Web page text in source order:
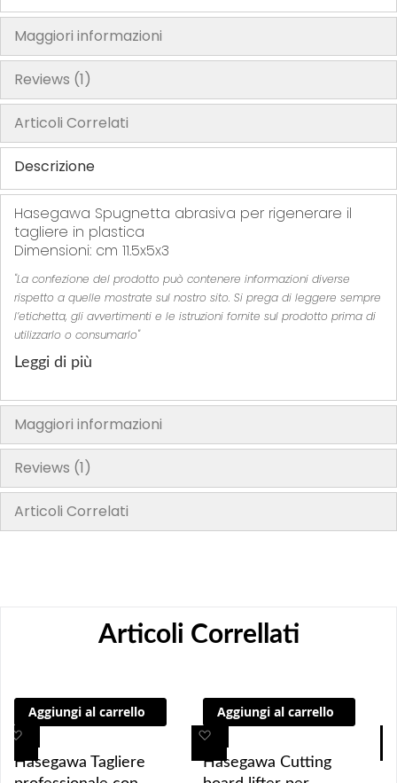
Maggiori informazioni
Reviews 1
Articoli Correlati
Descrizione
Hasegawa Spugnetta abrasiva per rigenerare il
tagliere in plastica
Dimensioni: cm 11.5x5x3
"La confezione del prodotto può contenere informazioni diverse
rispetto a quelle mostrate sul nostro sito. Si prega di leggere sempre
l’etichetta, gli avvertimenti e le istruzioni fornite sul prodotto prima di
utilizzarlo o consumarlo"
Leggi di più
Maggiori informazioni
Reviews 1
Articoli Correlati
Articoli Correllati
Aggiungi al carrello
g
g
Hasegawa Tagliere
g
Aggiungi al carrello
g
g
Hasegawa Cutting
g